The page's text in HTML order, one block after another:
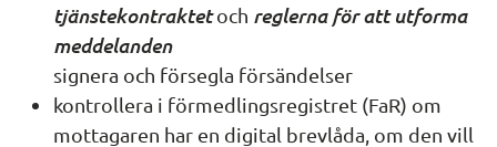
tjänstekontraktet och reglerna för att utforma
meddelanden
signera och försegla försändelser
kontrollera i förmedlingsregistret (FaR) om
mottagaren har en digital brevlåda, om den vill